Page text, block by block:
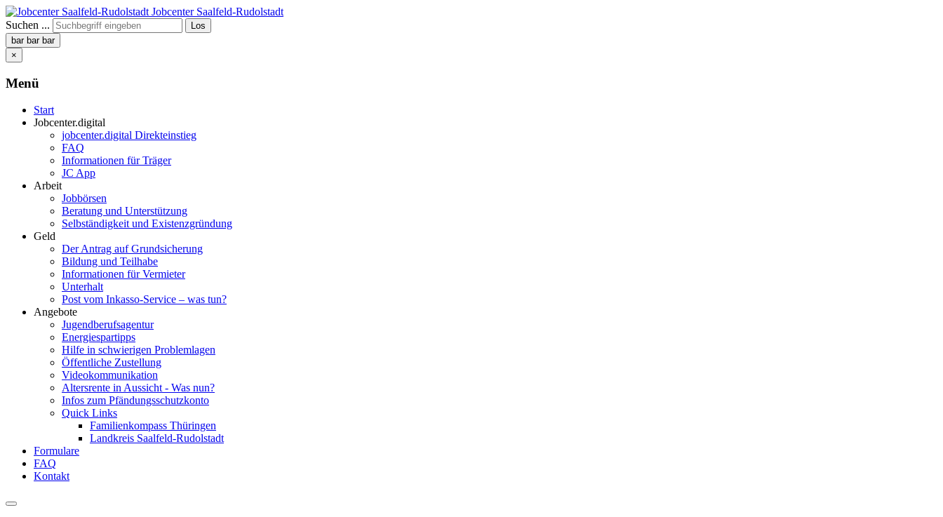
Jobcenter Saalfeld-Rudolstadt
Suchen ...
Los
bar bar bar
×
Menü
Start
Jobcenter.digital
jobcenter.digital Direkteinstieg
FAQ
Informationen für Träger
JC App
Arbeit
Jobbörsen
Beratung und Unterstützung
Selbständigkeit und Existenzgründung
Geld
Der Antrag auf Grundsicherung
Bildung und Teilhabe
Informationen für Vermieter
Unterhalt
Post vom Inkasso-Service – was tun?
Angebote
Jugendberufsagentur
Energiespartipps
Hilfe in schwierigen Problemlagen
Öffentliche Zustellung
Videokommunikation
Altersrente in Aussicht - Was nun?
Infos zum Pfändungsschutzkonto
Quick Links
Familienkompass Thüringen
Landkreis Saalfeld-Rudolstadt
Formulare
FAQ
Kontakt